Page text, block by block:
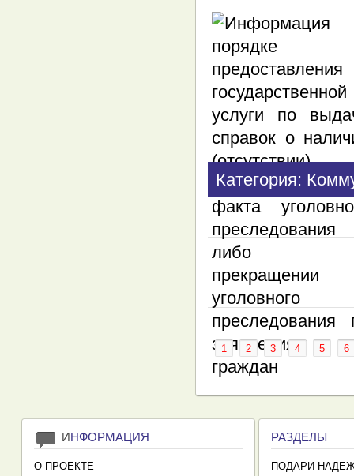
Категория:
1 2 3 4 5 6
ИНФОРМАЦИЯ
О ПРОЕКТЕ
РАЗДЕЛЫ
ПОДАРИ